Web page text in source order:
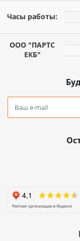
Часы работы:
ООО "ПАРТС
ЕКБ"